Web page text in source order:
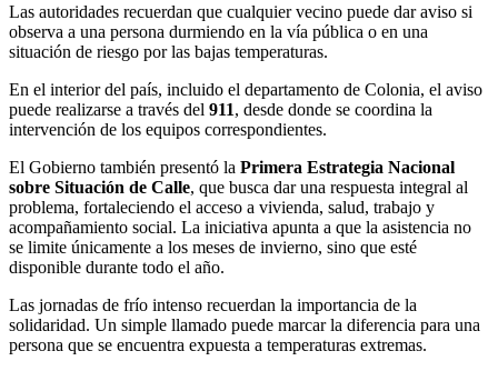
Las autoridades recuerdan que cualquier vecino puede dar aviso si
observa a una persona durmiendo en la vía pública o en una
situación de riesgo por las bajas temperaturas.
En el interior del país, incluido el departamento de Colonia, el aviso
puede realizarse a través del 911, desde donde se coordina la
intervención de los equipos correspondientes.
El Gobierno también presentó la Primera Estrategia Nacional
sobre Situación de Calle, que busca dar una respuesta integral al
problema, fortaleciendo el acceso a vivienda, salud, trabajo y
acompañamiento social. La iniciativa apunta a que la asistencia no
se limite únicamente a los meses de invierno, sino que esté
disponible durante todo el año.
Las jornadas de frío intenso recuerdan la importancia de la
solidaridad. Un simple llamado puede marcar la diferencia para una
persona que se encuentra expuesta a temperaturas extremas.